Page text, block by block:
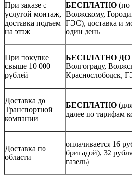
При заказе с
услугой монтаж,
доставка подъем
на этаж
БЕСПЛАТНО (по
Волжскому,
ГЭС), доставка и
один день
При покупке
свыше 10 000
рублей
БЕСПЛАТНО ДО
Волгограду,
Краснослободск,
Доставка до
Транспортной
компании
БЕСПЛАТНО
далее по тарифам
Доставка по
области
оплачивается 16
бригадой), 32
газель)